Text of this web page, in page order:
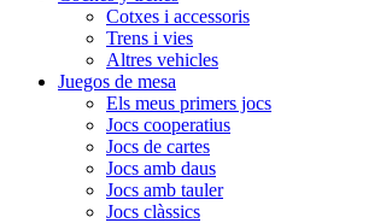
Cotxes i accessoris
Trens i vies
Altres vehicles
Juegos de mesa
Els meus primers jocs
Jocs cooperatius
Jocs de cartes
Jocs amb daus
Jocs amb tauler
Jocs clàssics